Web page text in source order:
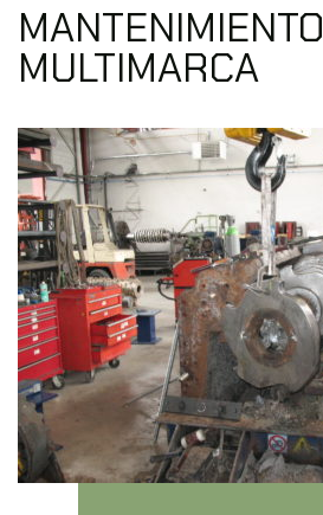
MANTENIMIENTO
MULTIMARCA